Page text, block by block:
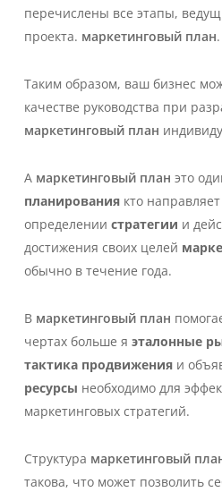
перечислены все этапы,
проекта. маркетинговый план.
Таким образом, ваш бизнес
качестве руководства при
маркетинговый план
А маркетинговый план это
планированиякто
определении стратегии и
достижения своих целей
обычно в течение года.
В маркетинговый план
чертах больше я эталонные
тактика продвиженияи
ресурсы необходимо для
маркетинговых стратегий.
Структура маркетинговый
такова, что может позволить